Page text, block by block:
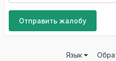
Отправить жалобу
Язык